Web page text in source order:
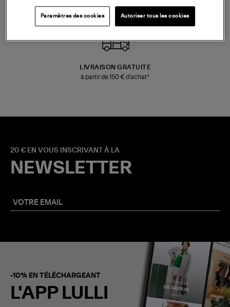
LIVRAISON GRATUITE
à partir de 150 € d'achat*
20 € EN VOUS INSCRIVANT À LA
NEWSLETTER
-10% EN TÉLÉCHARGEANT
L'APP LULLI
Paramètres des cookies Autoriser tous les cookies